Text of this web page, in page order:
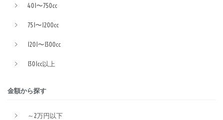
401〜750cc
751〜1200cc
1201〜1300cc
1301cc以上
金額から探す
～2万円以下